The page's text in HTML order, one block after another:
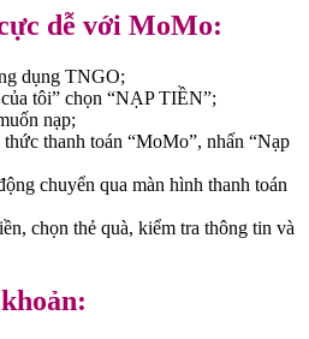
dễ với MoMo:
dụng TNGO;
tôi” chọn “NẠP TIỀN”;
nạp;
thanh toán “MoMo”, nhấn “Nạp
chuyển qua màn hình thanh toán
chọn thẻ quà, kiểm tra thông tin và